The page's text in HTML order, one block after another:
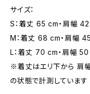
サイズ：
S：着丈 65 cm・肩幅
M：着丈 68 cm・肩幅
L：着丈 70 cm・肩幅
※着丈はエリ下から 肩
の状態で計測しています